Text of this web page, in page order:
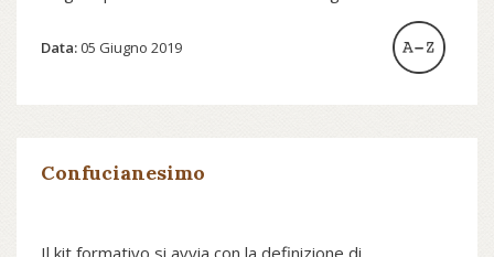
Data:05 Giugno 2019
Confucianesimo
Il kit formativo si avvia con la definizione di